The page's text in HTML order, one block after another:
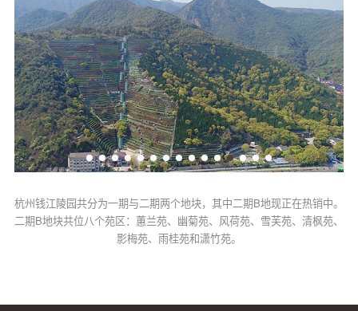
杭州钱江陵园共分为一期与二期两个地块，其中二期B地现正在热销中。
二期B地块共位八个苑区：蕙兰苑、幽菊苑、风荷苑、雪芙苑、清枫苑、
影梅苑、雨桂苑和潇竹苑。